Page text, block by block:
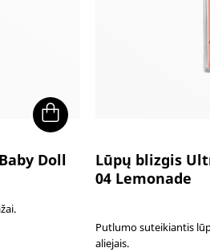
Doll
Lūpų blizgis
04 Lemonade
Putlumo suteikiantis
aliejais.